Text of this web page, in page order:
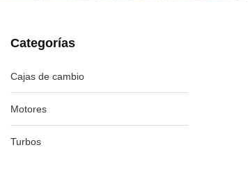
Categorías
Cajas de cambio
Motores
Turbos